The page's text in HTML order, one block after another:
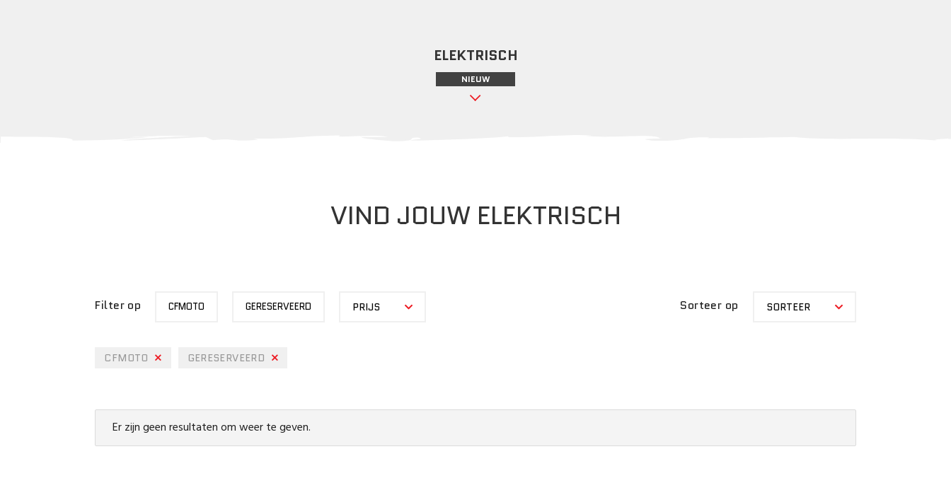
ELEKTRISCH
NIEUW
VIND JOUW ELEKTRISCH
Filter op CFMOTO GERESERVEERD PRIJS Sorteer op SORTEER
CFMOTO GERESERVEERD
Er zijn geen resultaten om weer te geven.